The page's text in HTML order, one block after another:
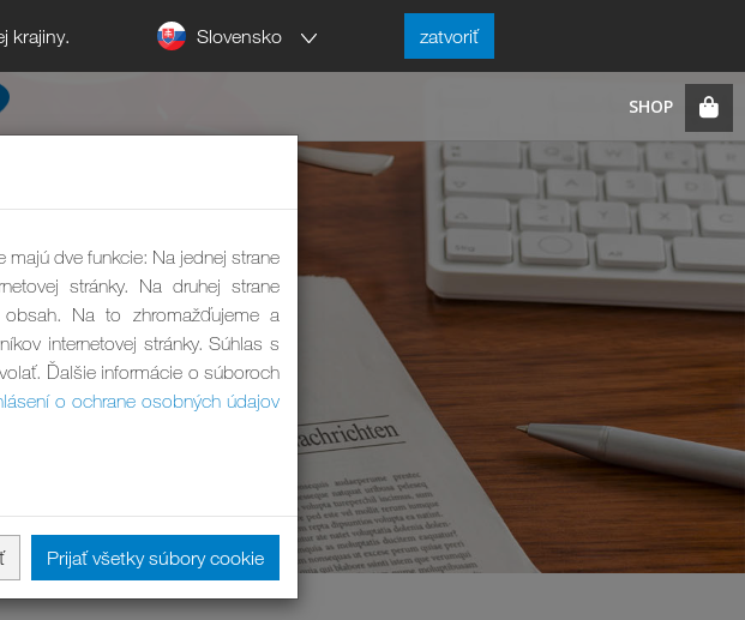
krajiny. Slovensko zatvoriť
majú dve funkcie: Na jednej strane
stránky. Na druhej strane
Na to zhromažďujeme a
internetovej stránky. Súhlas s
Ďalšie informácie o súboroch
o ochrane osobných údajov
Prijať všetky súbory cookie